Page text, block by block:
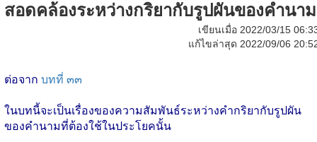
สอดคล้องระหว่างกริยากับรูปผันของคำนาม
เขียนเมื่อ 2022/03/15
แก้ไขล่าสุด 2022/09/06
ต่อจาก บทที่ ๓๓
ในบทนี้จะเป็นเรื่องของความสัมพันธ์ระหว่างคำกริยากับรูปผัน
ของคำนามที่ต้องใช้ในประโยคนั้น